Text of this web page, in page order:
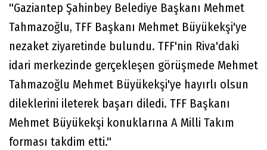
''Gaziantep Şahinbey Belediye Başkanı Mehmet
Tahmazoğlu, TFF Başkanı Mehmet Büyükekşi'ye
nezaket ziyaretinde bulundu. TFF'nin Riva'daki
idari merkezinde gerçekleşen görüşmede Mehmet
Tahmazoğlu Mehmet Büyükekşi'ye hayırlı olsun
dileklerini ileterek başarı diledi. TFF Başkanı
Mehmet Büyükekşi konuklarına A Milli Takım
forması takdim etti.''